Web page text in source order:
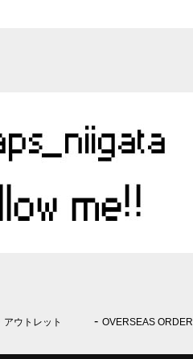
アウトレット OVERSEAS ORDER